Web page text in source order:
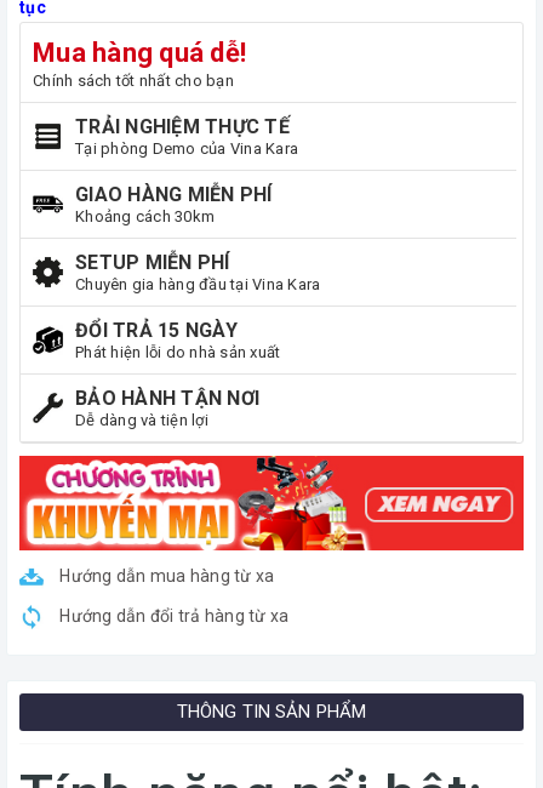
tục
Mua hàng quá dễ!
Chính sách tốt nhất cho bạn
TRẢI NGHIỆM THỰC TẾ
Tại phòng Demo của Vina Kara
GIAO HÀNG MIỄN PHÍ
Khoảng cách 30km
SETUP MIỄN PHÍ
Chuyên gia hàng đầu tại Vina Kara
ĐỔI TRẢ 15 NGÀY
Phát hiện lỗi do nhà sản xuất
BẢO HÀNH TẬN NƠI
Dễ dàng và tiện lợi
Hướng dẫn mua hàng từ xa
Hướng dẫn đổi trả hàng từ xa
THÔNG TIN SẢN PHẨM